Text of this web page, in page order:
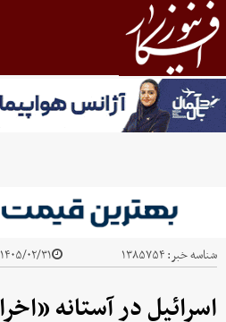
شناسه خبر:۱۳۸۵۷۵۴ ۱۴۰۵/۰۲/۳۱ - ۱۳:۴۰